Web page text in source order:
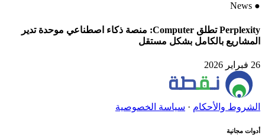
●
News
Perplexity تطلق Computer: منصة ذكاء اصطناعي موحدة تدير
المشاريع بالكامل بشكل مستقل
26 فبراير 2026
الشروط والأحكام· سياسة الخصوصية
أدوات مجانية